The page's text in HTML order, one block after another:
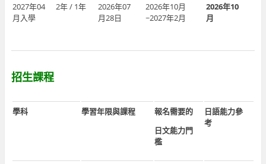
2027年04
月入學
2年 / 1年
2026年07
月28日
2026年10月
~2027年2月
2026年10
月
招生課程
學科 學習年限與課程
報名需要的
日文能力門
檻
日語能力參
考